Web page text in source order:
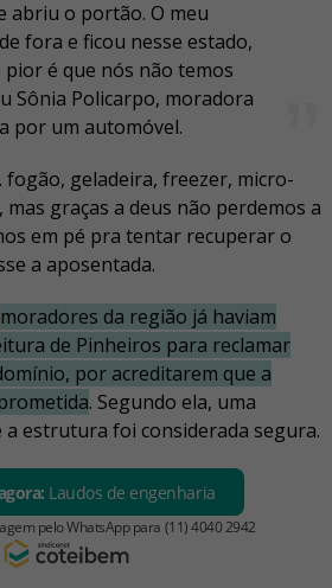
abriu o portão. O meu
fora e ficou nesse estado,
é que nós não temos
Sônia Policarpo, moradora
por um automóvel.
fogão, geladeira, freezer, micro-
graças a deus não perdemos a
em pé pra tentar recuperar o
a aposentada.
moradores da região já haviam
de Pinheiros para reclamar
por acreditarem que a
. Segundo ela, uma
estrutura foi considerada segura.